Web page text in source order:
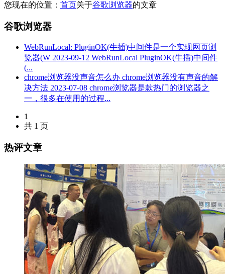
您现在的位置： 首页关于谷歌浏览器的文章
谷歌浏览器
WebRunLocal: PluginOK(牛插)中间件是一个实现网页浏
览器(W 2023-09-12 WebRunLocal PluginOK(牛插)中间件
(...
chrome浏览器没声音怎么办 chrome浏览器没有声音的解
决方法 2023-07-08 chrome浏览器是款热门的浏览器之
一，很多在使用的过程...
1
共 1 页
热评文章